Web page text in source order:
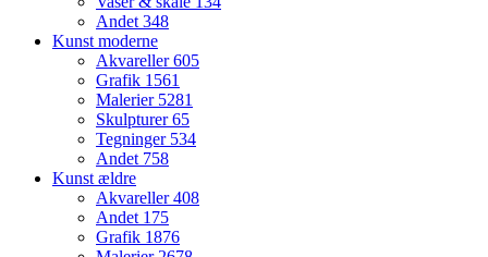
Andet348
Kunst moderne
Akvareller605
Grafik 1561
Malerier 5281
Skulpturer65
Tegninger 534
Andet 758
Kunst ældre
Akvareller408
Andet 175
Grafik 1876